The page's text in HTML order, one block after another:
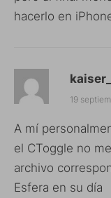
hacerlo en
19
A mí
el CToggle no
archivo
Esfera en su día